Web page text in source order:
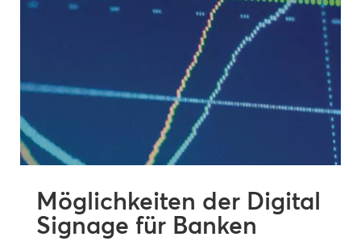
Möglichkeiten der Digital
Signage für Banken